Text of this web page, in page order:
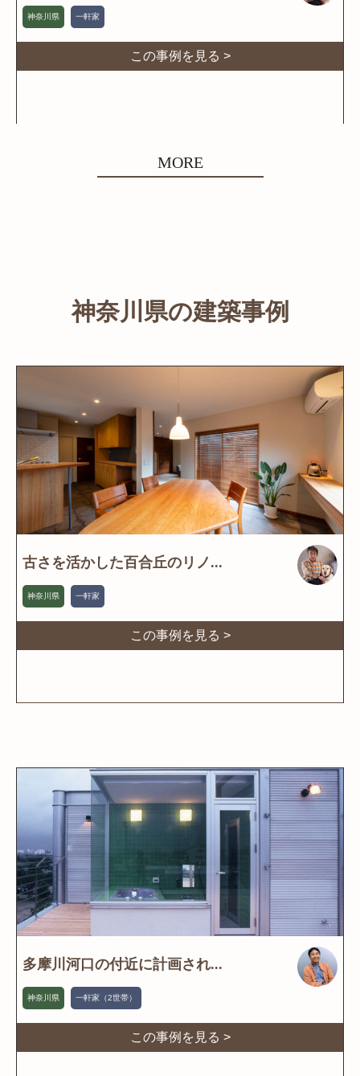
神奈川県 一軒家
この事例を見る >
MORE
神奈川県の建築事例
古さを活かした百合丘のリノ...
神奈川県 一軒家
この事例を見る >
多摩川河口の付近に計画され...
神奈川県 一軒家（2世帯）
この事例を見る >